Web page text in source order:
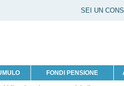
SEI UN
FONDI PENSIONE